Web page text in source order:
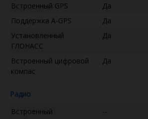
Встроенный GPS
Да
Поддержка A-GPS
Да
Установленный
ГЛОНАСС
Да
Встроенный цифровой
компас
Да
Радио
Встроенный
--